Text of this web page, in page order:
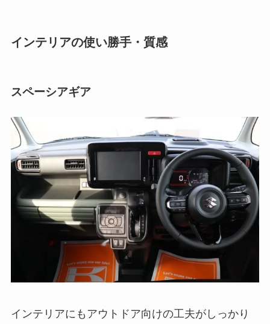
インテリアの使い勝手・質感
スペーシアギア
インテリアにもアウトドア向けの工夫がしっかり